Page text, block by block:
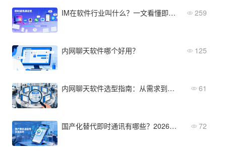
IM在软件行业叫什么？一文看懂即时通讯的演进史 259
内网聊天软件哪个好用？ 125
内网聊天软件选型指南：从需求到落地的完整流程 61
国产化替代即时通讯有哪些？2026年值得关注的方案 72